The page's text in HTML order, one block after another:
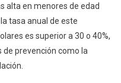
Más
En
Niñas
alta en menores de edad
tasa anual de este
es superior a 30 o 40%,
de prevención como la